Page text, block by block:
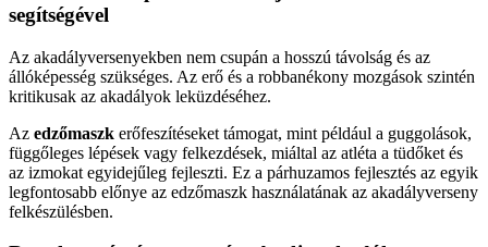
segítségével
Az akadályversenyekben nem csupán a hosszú távolság és az
állóképesség szükséges. Az erő és a robbanékony mozgások szintén
kritikusak az akadályok leküzdéséhez.
Az edzőmaszk erőfeszítéseket támogat, mint például a guggolások,
függőleges lépések vagy felkezdések, miáltal az atléta a tüdőket és
az izmokat egyidejűleg fejleszti. Ez a párhuzamos fejlesztés az egyik
legfontosabb előnye az edzőmaszk használatának az akadályverseny
felkészülésben.